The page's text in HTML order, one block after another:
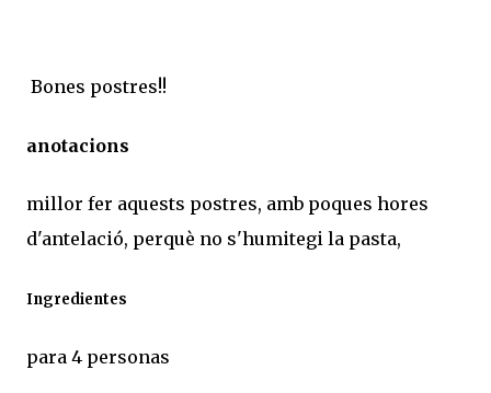
Bones postres!!
anotacions
millor fer aquests postres, amb poques hores
d'antelació, perquè no s'humitegi la pasta,
Ingredientes
para 4 personas